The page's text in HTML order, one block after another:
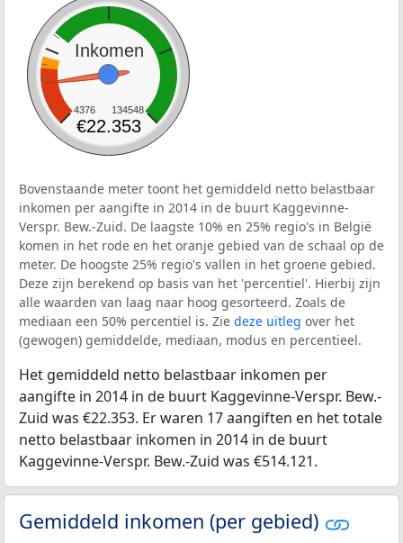
Inkomen
4376 134548
€22.353
Bovenstaande meter toont het gemiddeld netto belastbaar
inkomen per aangifte in 2014 in de buurt Kaggevinne-
Verspr. Bew.-Zuid. De laagste 10% en 25% regio's in België
komen in het rode en het oranje gebied van de schaal op de
meter. De hoogste 25% regio's vallen in het groene gebied.
Deze zijn berekend op basis van het 'percentiel'. Hierbij zijn
alle waarden van laag naar hoog gesorteerd. Zoals de
mediaan een 50% percentiel is. Zie deze uitleg over het
(gewogen) gemiddelde, mediaan, modus en percentieel.
Het gemiddeld netto belastbaar inkomen per
aangifte in 2014 in de buurt Kaggevinne-Verspr. Bew.-
Zuid was €22.353. Er waren 17 aangiften en het totale
netto belastbaar inkomen in 2014 in de buurt
Kaggevinne-Verspr. Bew.-Zuid was €514.121.
Gemiddeld inkomen (per gebied)